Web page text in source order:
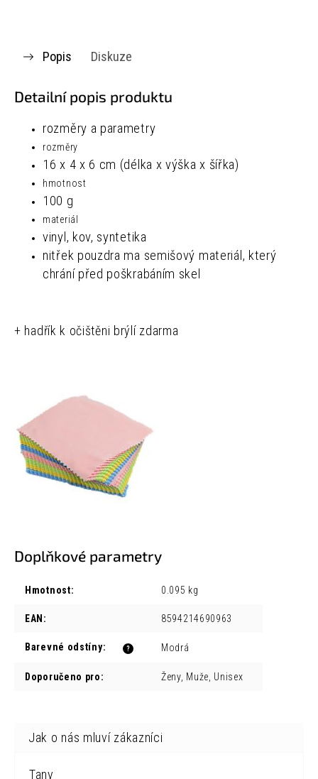
Popis Diskuze
Detailní popis produktu
rozměry a parametry
rozměry
16 x 4 x 6 cm (délka x výška x šířka)
hmotnost
100 g
materiál
vinyl, kov, syntetika
nitřek pouzdra ma semišový materiál, který
chrání před poškrabáním skel
+ hadřík k očištěni brýlí zdarma
Doplňkové parametry
Hmotnost: 0.095 kg
EAN : 8594214690963
?
Barevné odstíny: Modrá
Doporučeno pro: Ženy, Muže, Unisex
Tany